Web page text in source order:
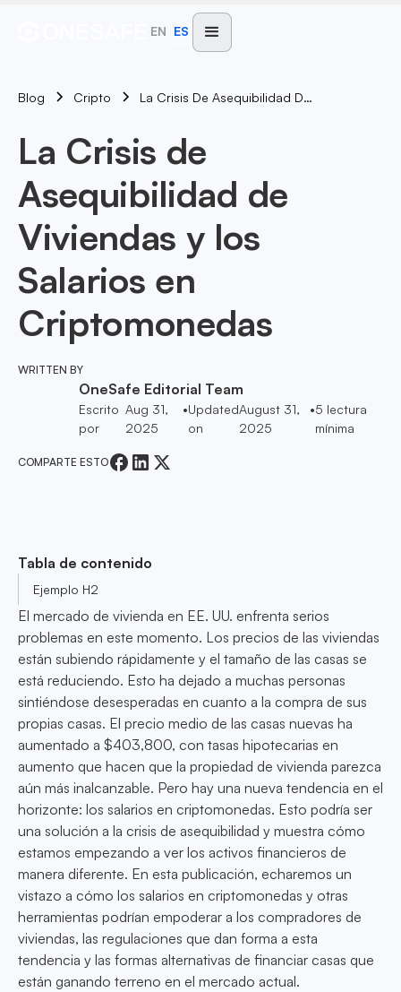
EN ES
Blog Cripto La Crisis De Asequibilidad De Viviendas Y Los Salarios En Criptomonedas
La Crisis de
Asequibilidad de
Viviendas y los
Salarios en
Criptomonedas
WRITTEN BY
OneSafe Editorial Team
Escrito
por
Aug 31,
2025
•Updated
on
August 31,
2025
•5 lectura
mínima
COMPARTE ESTO
Tabla de contenido
Ejemplo H2
El mercado de vivienda en EE. UU. enfrenta serios
problemas en este momento. Los precios de las viviendas
están subiendo rápidamente y el tamaño de las casas se
está reduciendo. Esto ha dejado a muchas personas
sintiéndose desesperadas en cuanto a la compra de sus
propias casas. El precio medio de las casas nuevas ha
aumentado a $403,800, con tasas hipotecarias en
aumento que hacen que la propiedad de vivienda parezca
aún más inalcanzable. Pero hay una nueva tendencia en el
horizonte: los salarios en criptomonedas. Esto podría ser
una solución a la crisis de asequibilidad y muestra cómo
estamos empezando a ver los activos financieros de
manera diferente. En esta publicación, echaremos un
vistazo a cómo los salarios en criptomonedas y otras
herramientas podrían empoderar a los compradores de
viviendas, las regulaciones que dan forma a esta
tendencia y las formas alternativas de financiar casas que
están ganando terreno en el mercado actual.